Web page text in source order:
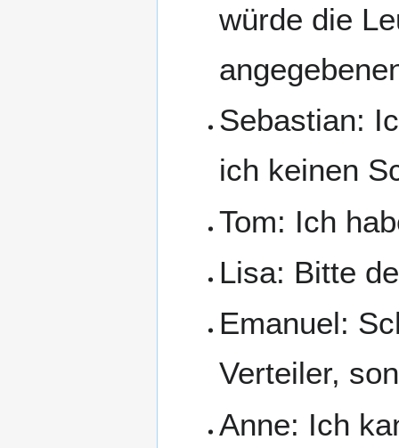
würde die
Sebastian:
ich keinen
Tom: Ich
Lisa: Bitte
Emanuel:
Verteiler,
Anne: Ich